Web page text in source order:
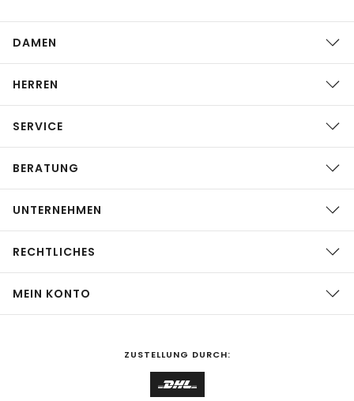
DAMEN
HERREN
SERVICE
BERATUNG
UNTERNEHMEN
RECHTLICHES
MEIN KONTO
ZUSTELLUNG DURCH: